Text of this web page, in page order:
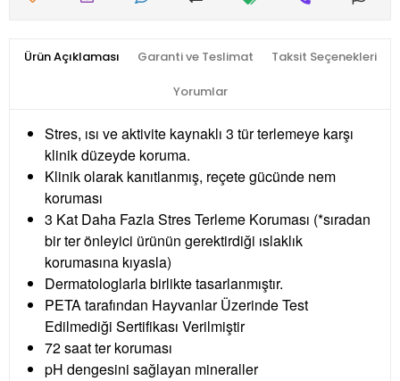
Ürün Açıklaması Garanti ve Teslimat Taksit Seçenekleri
Yorumlar
Stres, ısı ve aktivite kaynaklı 3 tür terlemeye karşı
klinik düzeyde koruma.
Klinik olarak kanıtlanmış, reçete gücünde nem
koruması
3 Kat Daha Fazla Stres Terleme Koruması (*sıradan
bir ter önleyici ürünün gerektirdiği ıslaklık
korumasına kıyasla)
Dermatologlarla birlikte tasarlanmıştır.
PETA tarafından Hayvanlar Üzerinde Test
Edilmediği Sertifikası Verilmiştir
72 saat ter koruması
pH dengesini sağlayan mineraller